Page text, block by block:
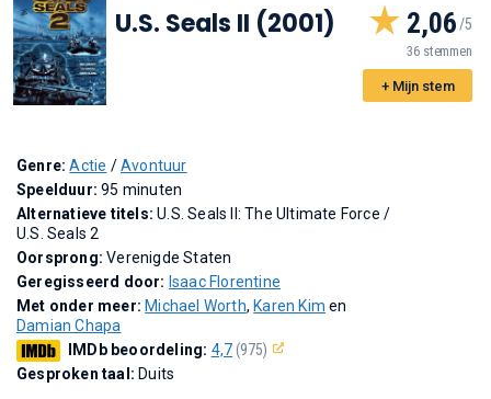
U.S. Seals II (2001) 2,06
36 stemmen
+ Mijn stem
Genre:Actie /Avontuur
Speelduur:95 minuten
Alternatieve titels:U.S. Seals II: The Ultimate Force/
U.S. Seals 2
Oorsprong:Verenigde Staten
Geregisseerd door: Isaac Florentine
Met onder meer: Michael Worth, Karen Kim en
Damian Chapa
IMDb beoordeling: 4,7(975)
Gesproken taal: Duits